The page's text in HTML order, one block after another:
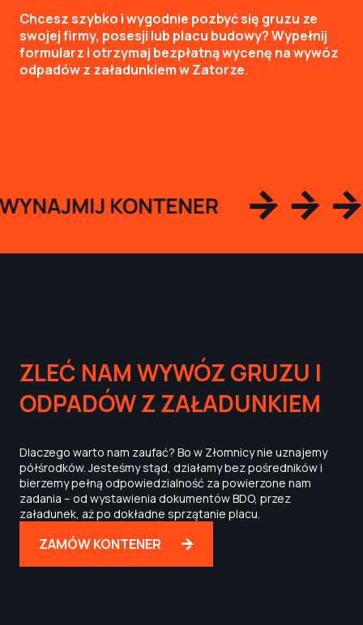
Chcesz szybko i wygodnie pozbyć się gruzu ze
swojej firmy, posesji lub placu budowy? Wypełnij
formularz i otrzymaj bezpłatną wycenę na wywóz
odpadów z załadunkiem w Zatorze.
ZLEĆ NAM WYWÓZ GRUZU I
ODPADÓW Z ZAŁADUNKIEM
Dlaczego warto nam zaufać? Bo w Złomnicy nie uznajemy
półśrodków. Jesteśmy stąd, działamy bez pośredników i
bierzemy pełną odpowiedzialność za powierzone nam
zadania – od wystawienia dokumentów BDO, przez
załadunek, aż po dokładne sprzątanie placu.
ZAMÓW KONTENER